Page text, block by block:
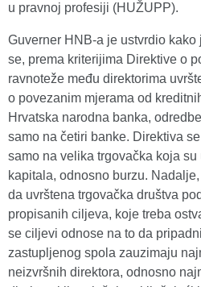
u pravnoj profesiji (HUŽUPP).
Guverner HNB-a je ustvrdio
se, prema kriterijima Direktive o
ravnoteže među direktorima
o povezanim mjerama od
Hrvatska narodna banka,
samo na četiri banke. Direktiva
samo na velika trgovačka koja su
kapitala, odnosno burzu.
da uvrštena trgovačka društva
propisanih ciljeva, koje treba
se ciljevi odnose na to da
zastupljenog spola zauzimaju
neizvršnih direktora, odnosno